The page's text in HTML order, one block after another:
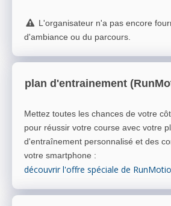
L'organisateur n'a pas encore
d'ambiance ou du parcours.
plan d'entrainement
Mettez toutes les chances de votre
pour réussir votre course avec votre
d'entraînement personnalisé et des
votre smartphone :
découvrir l'offre spéciale de